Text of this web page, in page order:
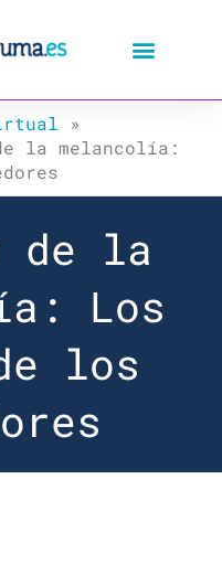
»
la melancolía:
de la
Los
los